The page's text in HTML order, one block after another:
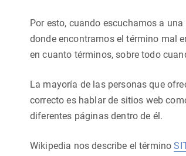
Por esto, cuando escuchamos a
donde encontramos el término mal
en cuanto términos, sobre todo
La mayoría de las personas que
correcto es hablar de sitios web
diferentes páginas dentro de él.
Wikipedia nos describe el término